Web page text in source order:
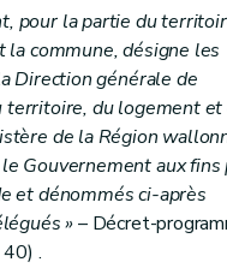
d'urbanisme
Des règlements régionaux
règlements communaux
Des dispositions
pour la partie du
commune, désigne les
Direction générale de
territoire, du logement et
de la Région
Gouvernement aux fins
et dénommés ci-après
»– Décret-
.